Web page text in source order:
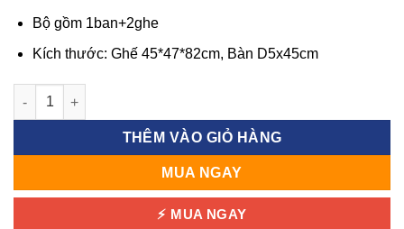
Bộ gồm 1ban+2ghe
Kích thước: Ghế 45*47*82cm, Bàn D5x45cm
Bộ Bàn Ghế Nhựa 3 Món Cao Cấp - Giá Xưởng số lượng
THÊM VÀO GIỎ HÀNG
MUA NGAY
⚡ MUA NGAY